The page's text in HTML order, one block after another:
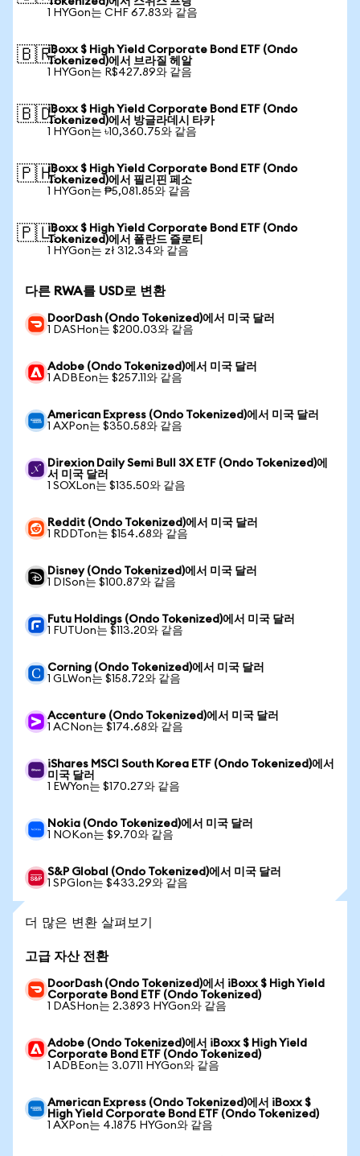
1 HYGon는 CHF 67.83와 같음
🇧🇷iBoxx $ High Yield Corporate Bond ETF (Ondo
Tokenized)에서 브라질 헤알
1 HYGon는 R$427.89와 같음
🇧🇩iBoxx $ High Yield Corporate Bond ETF (Ondo
Tokenized)에서 방글라데시 타카
1 HYGon는 ৳10,360.75와 같음
🇵🇭iBoxx $ High Yield Corporate Bond ETF (Ondo
Tokenized)에서 필리핀 페소
1 HYGon는 ₱5,081.85와 같음
🇵🇱iBoxx $ High Yield Corporate Bond ETF (Ondo
Tokenized)에서 폴란드 즐로티
1 HYGon는 zł 312.34와 같음
다른 RWA를 USD로 변환
DoorDash (Ondo Tokenized)에서 미국 달러
1 DASHon는 $200.03와 같음
Adobe (Ondo Tokenized)에서 미국 달러
1 ADBEon는 $257.11와 같음
American Express (Ondo Tokenized)에서 미국 달러
1 AXPon는 $350.58와 같음
Direxion Daily Semi Bull 3X ETF (Ondo Tokenized)에
서 미국 달러
1 SOXLon는 $135.50와 같음
Reddit (Ondo Tokenized)에서 미국 달러
1 RDDTon는 $154.68와 같음
Disney (Ondo Tokenized)에서 미국 달러
1 DISon는 $100.87와 같음
Futu Holdings (Ondo Tokenized)에서 미국 달러
1 FUTUon는 $113.20와 같음
Corning (Ondo Tokenized)에서 미국 달러
1 GLWon는 $158.72와 같음
Accenture (Ondo Tokenized)에서 미국 달러
1 ACNon는 $174.68와 같음
iShares MSCI South Korea ETF (Ondo Tokenized)에서
미국 달러
1 EWYon는 $170.27와 같음
Nokia (Ondo Tokenized)에서 미국 달러
1 NOKon는 $9.70와 같음
S&P Global (Ondo Tokenized)에서 미국 달러
1 SPGIon는 $433.29와 같음
더 많은 변환 살펴보기
고급 자산 전환
DoorDash (Ondo Tokenized)에서 iBoxx $ High Yield
Corporate Bond ETF (Ondo Tokenized)
1 DASHon는 2.3893 HYGon와 같음
Adobe (Ondo Tokenized)에서 iBoxx $ High Yield
Corporate Bond ETF (Ondo Tokenized)
1 ADBEon는 3.0711 HYGon와 같음
American Express (Ondo Tokenized)에서 iBoxx $
High Yield Corporate Bond ETF (Ondo Tokenized)
1 AXPon는 4.1875 HYGon와 같음